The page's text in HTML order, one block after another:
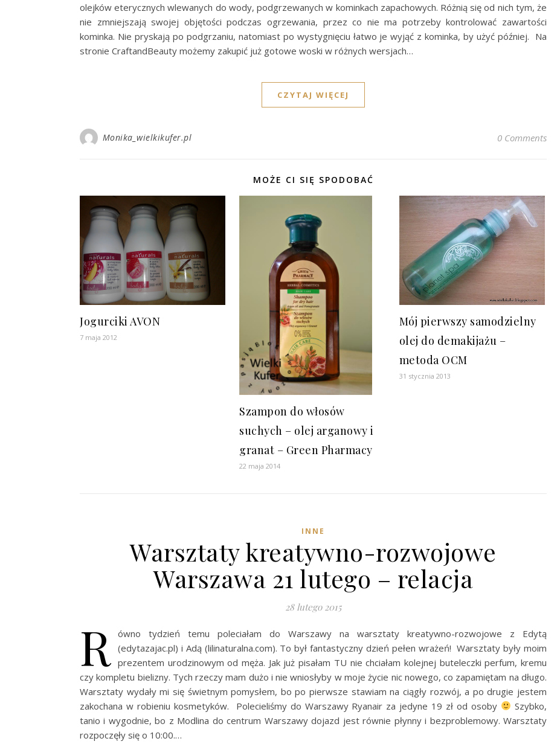
olejków eterycznych wlewanych do wody, podgrzewanych w kominkach zapachowych. Różnią się od nich tym, że
nie zmniejszają swojej objętości podczas ogrzewania, przez co nie ma potrzeby kontrolować zawartości
kominka. Nie pryskają po podgrzaniu, natomiast po wystygnięciu łatwo je wyjąć z kominka, by użyć później. Na
stronie CraftandBeauty możemy zakupić już gotowe woski w różnych wersjach…
CZYTAJ WIĘCEJ
Monika_wielkikufer.pl 0 Comments
MOŻE CI SIĘ SPODOBAĆ
Jogurciki AVON
7 maja 2012
Szampon do włosów
suchych – olej arganowy i
granat – Green Pharmacy
22 maja 2014
Mój pierwszy samodzielny
olej do demakijażu –
metoda OCM
31 stycznia 2013
INNE
Warsztaty kreatywno-rozwojowe
Warszawa 21 lutego – relacja
28 lutego 2015
R ówno tydzień temu poleciałam do Warszawy na warsztaty kreatywno-rozwojowe z Edytą
(edytazajac.pl) i Adą (lilinaturalna.com). To był fantastyczny dzień pełen wrażeń! Warsztaty były moim
prezentem urodzinowym od męża. Jak już pisałam TU nie chciałam kolejnej buteleczki perfum, kremu
czy kompletu bielizny. Tych rzeczy mam dużo i nie wniosłyby w moje życie nic nowego, co zapamiętam na długo.
Warsztaty wydały mi się świetnym pomysłem, bo po pierwsze stawiam na ciągły rozwój, a po drugie jestem
zakochana w robieniu kosmetyków. Polecieliśmy do Warszawy Ryanair za jedyne 19 zł od osoby
Szybko,
tanio i wygodnie, bo z Modlina do centrum Warszawy dojazd jest równie płynny i bezproblemowy. Warsztaty
rozpoczęły się o 10:00.…